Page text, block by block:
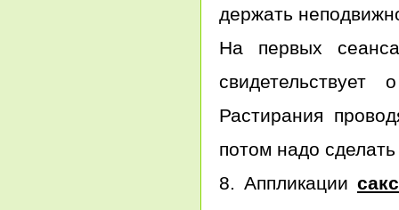
держать
На первых
Растирания
потом надо
8. Аппликации